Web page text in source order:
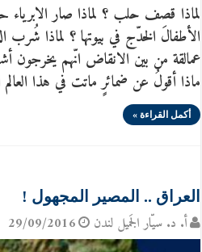
لماذا قصف حلب ؟ لماذا صار
الأطفالَ الخدّج في بيوتها ؟ لماذا شُرب
عمالقة من بين الانقاض انّهم يخرجون
ماذا أقولُ عن ضمائرٍ ماتت في هذا
أكمل القراءة »
العراق .. المصير المجهول !
أ. د. سيّار الجَميل لندن 29/09/2016